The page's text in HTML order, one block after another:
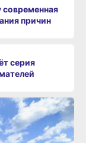
современная
причин
серия